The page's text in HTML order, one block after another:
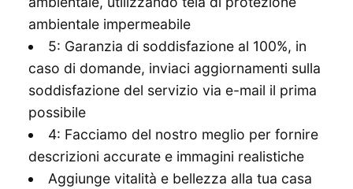
ambientale impermeabile
5: Garanzia di soddisfazione al 100%, in
caso di domande, inviaci aggiornamenti sulla
soddisfazione del servizio via e-mail il prima
possibile
4: Facciamo del nostro meglio per fornire
descrizioni accurate e immagini realistiche
Aggiunge vitalità e bellezza alla tua casa